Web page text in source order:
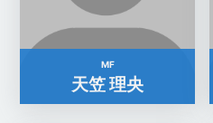
MF
天笠 理央